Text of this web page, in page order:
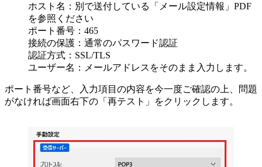
ホスト名：別で送付している「メール設定情報」PDF
を参照ください
ポート番号：465
接続の保護：通常のパスワード認証
認証方式：SSL/TLS
ユーザー名：メールアドレスをそのまま入力します。
ポート番号など、入力項目の内容を今一度ご確認の上、問題
がなければ画面右下の「再テスト」をクリックします。